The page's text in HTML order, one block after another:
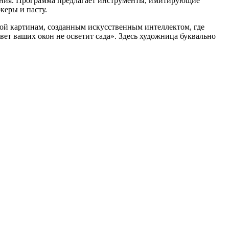
и пасту.
картинам, созданным искусственным интеллектом, где
ваших окон не осветит сада». Здесь художница буквально